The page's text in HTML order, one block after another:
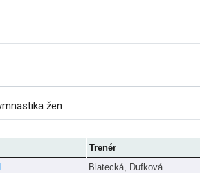
žen
Trenér
Blatecká, Dufková